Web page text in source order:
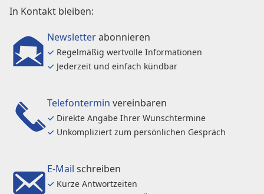
In Kontakt bleiben:
Newsletterabonnieren
✓ Regelmäßig wertvolle Informationen
✓ Jederzeit und einfach kündbar
Telefontermin vereinbaren
✓ Direkte Angabe Ihrer Wunschtermine
✓ Unkompliziert zum persönlichen Gespräch
E-Mail schreiben
✓ Kurze Antwortzeiten